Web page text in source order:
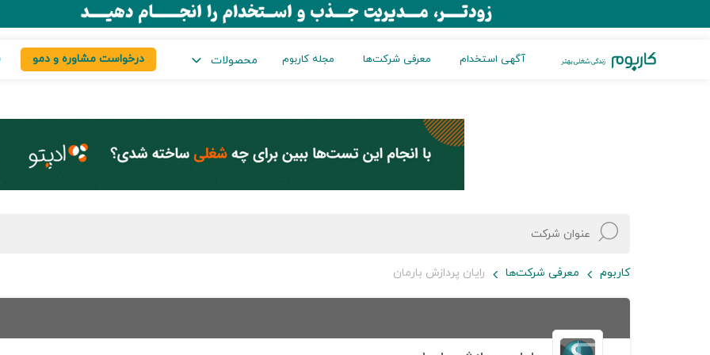
آگهی استخدام معرفی شرکت‌ها مجله کاربوم محصولات درخواست مشاوره و دمو
کاربوم معرفی شرکت‌ها رایان پردازش بارمان